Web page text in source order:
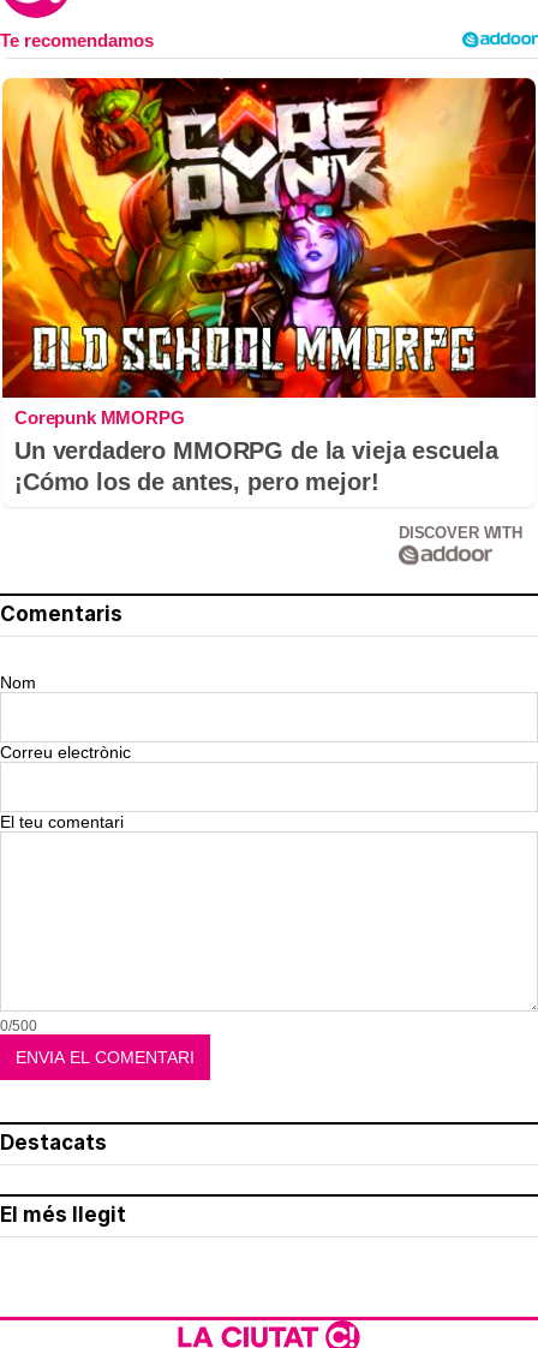
Corepunk MMORPG
Un verdadero MMORPG de la vieja escuela
¡Cómo los de antes, pero mejor!
DISCOVER WITH
Comentaris
Nom
Correu electrònic
El teu comentari
0/500
Destacats
El més llegit